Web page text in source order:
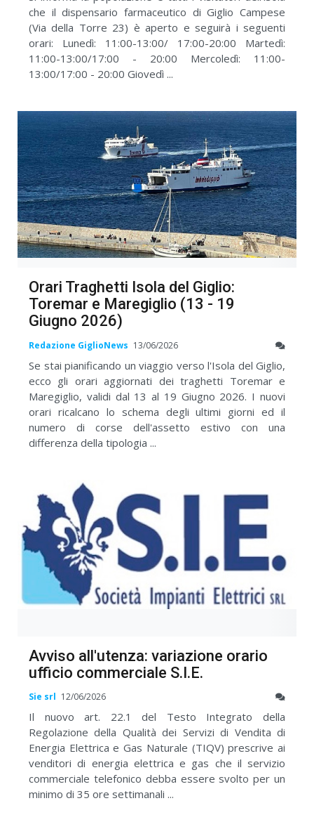
che il dispensario farmaceutico di Giglio Campese
(Via della Torre 23) è aperto e seguirà i seguenti
orari: Lunedì: 11:00-13:00/ 17:00-20:00 Martedì:
11:00-13:00/17:00 - 20:00 Mercoledì: 11:00-
13:00/17:00 - 20:00 Giovedì ...
Orari Traghetti Isola del Giglio:
Toremar e Maregiglio (13 - 19
Giugno 2026)
Redazione GiglioNews 13/06/2026
Se stai pianificando un viaggio verso l'Isola del Giglio,
ecco gli orari aggiornati dei traghetti Toremar e
Maregiglio, validi dal 13 al 19 Giugno 2026. I nuovi
orari ricalcano lo schema degli ultimi giorni ed il
numero di corse dell'assetto estivo con una
differenza della tipologia ...
Avviso all'utenza: variazione orario
ufficio commerciale S.I.E.
Sie srl 12/06/2026
Il nuovo art. 22.1 del Testo Integrato della
Regolazione della Qualità dei Servizi di Vendita di
Energia Elettrica e Gas Naturale (TIQV) prescrive ai
venditori di energia elettrica e gas che il servizio
commerciale telefonico debba essere svolto per un
minimo di 35 ore settimanali ...